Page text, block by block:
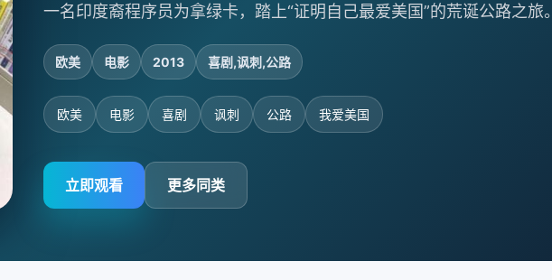
一名印度裔程序员为拿绿卡，踏上“证明自己最爱美国”的荒诞公路之旅。
欧美 电影 2013 喜剧,讽刺,公路
欧美 电影 喜剧 讽刺 公路 我爱美国
立即观看 更多同类